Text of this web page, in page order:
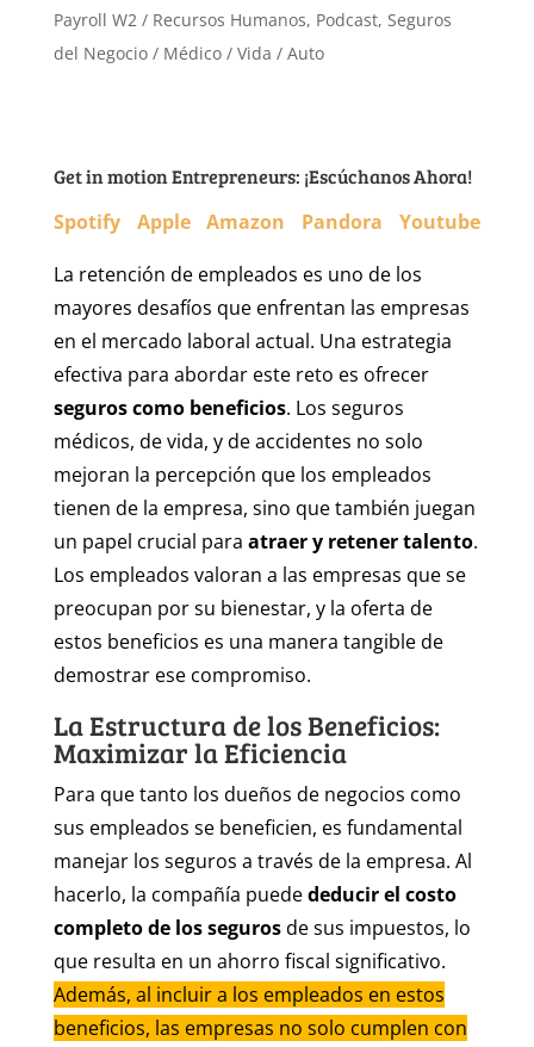
Payroll W2 / Recursos Humanos, Podcast, Seguros
del Negocio / Médico / Vida / Auto
Get in motion Entrepreneurs: ¡Escúchanos Ahora!
Spotify Apple Amazon Pandora
Youtube
La retención de empleados es uno de los
mayores desafíos que enfrentan las empresas
en el mercado laboral actual. Una estrategia
efectiva para abordar este reto es ofrecer
seguros como beneficios. Los seguros
médicos, de vida, y de accidentes no solo
mejoran la percepción que los empleados
tienen de la empresa, sino que también juegan
un papel crucial para atraer y retener talento.
Los empleados valoran a las empresas que se
preocupan por su bienestar, y la oferta de
estos beneficios es una manera tangible de
demostrar ese compromiso.
La Estructura de los Beneficios:
Maximizar la Eficiencia
Para que tanto los dueños de negocios como
sus empleados se beneficien, es fundamental
manejar los seguros a través de la empresa. Al
hacerlo, la compañía puedededucir el costo
completo de los segurosde sus impuestos, lo
que resulta en un ahorro fiscal significativo.
Además, al incluir a los empleados en estos
beneficios, las empresas no solo cumplen con